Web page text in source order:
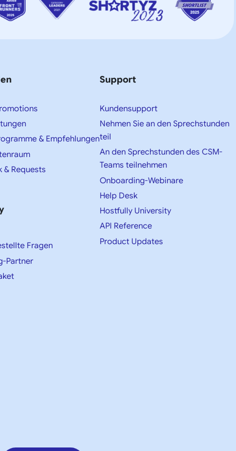
& Empfehlungen
& Requests
Fragen
Partner
Support
Kundensupport
Nehmen Sie an den Sprechstunden
teil
An den Sprechstunden des CSM-
Teams teilnehmen
Onboarding-Webinare
Help Desk
Hostfully University
API Reference
Product Updates